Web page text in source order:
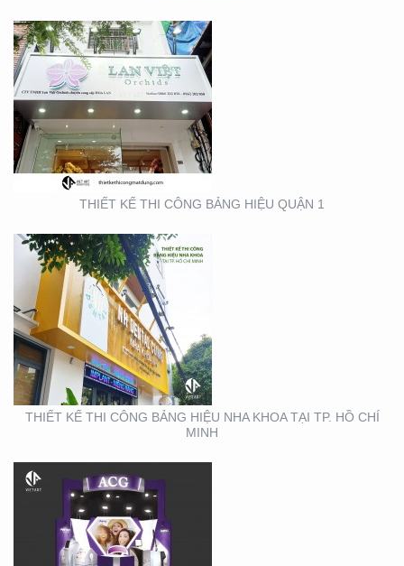
THIẾT KẾ THI CÔNG BẢNG HIỆU QUẬN 1
THIẾT KẾ THI CÔNG
BẢNG HIỆU NHA KHOA
TẠI TP. HỒ CHÍ MINH
THIẾT KẾ THI CÔNG BẢNG HIỆU NHA KHOA TẠI TP. HỒ CHÍ
MINH
THIẾT KẾ THI CÔNG
GIAN HÀNG ACG –
TRIỂN LÃM NHA KHOA
THIẾT KẾ THI CÔNG
GIAN HÀNG REAL EMS